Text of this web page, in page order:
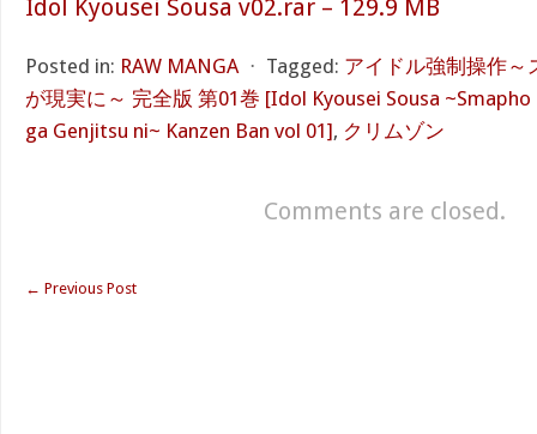
Idol Kyousei Sousa v02.rar – 129.9 MB
Posted in: RAW MANGA ⋅ Tagged: アイドル強制操作～
が現実に～ 完全版 第01巻 [Idol Kyousei Sousa
ga Genjitsu ni~ Kanzen Ban vol 01], クリムゾン
Comments are closed.
← Previous Post